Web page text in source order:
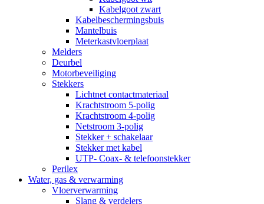
Kabelgoot zwart
Kabelbeschermingsbuis
Mantelbuis
Meterkastvloerplaat
Melders
Deurbel
Motorbeveiliging
Stekkers
Lichtnet contactmateriaal
Krachtstroom 5-polig
Krachtstroom 4-polig
Netstroom 3-polig
Stekker + schakelaar
Stekker met kabel
UTP- Coax- & telefoonstekker
Perilex
Water, gas & verwarming
Vloerverwarming
Slang & verdelers